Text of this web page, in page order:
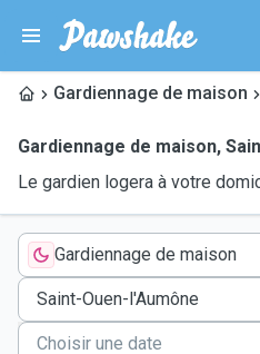
Gardiennage de maison
Gardiennage de maison,
Le gardien logera à votre
Gardiennage de maison